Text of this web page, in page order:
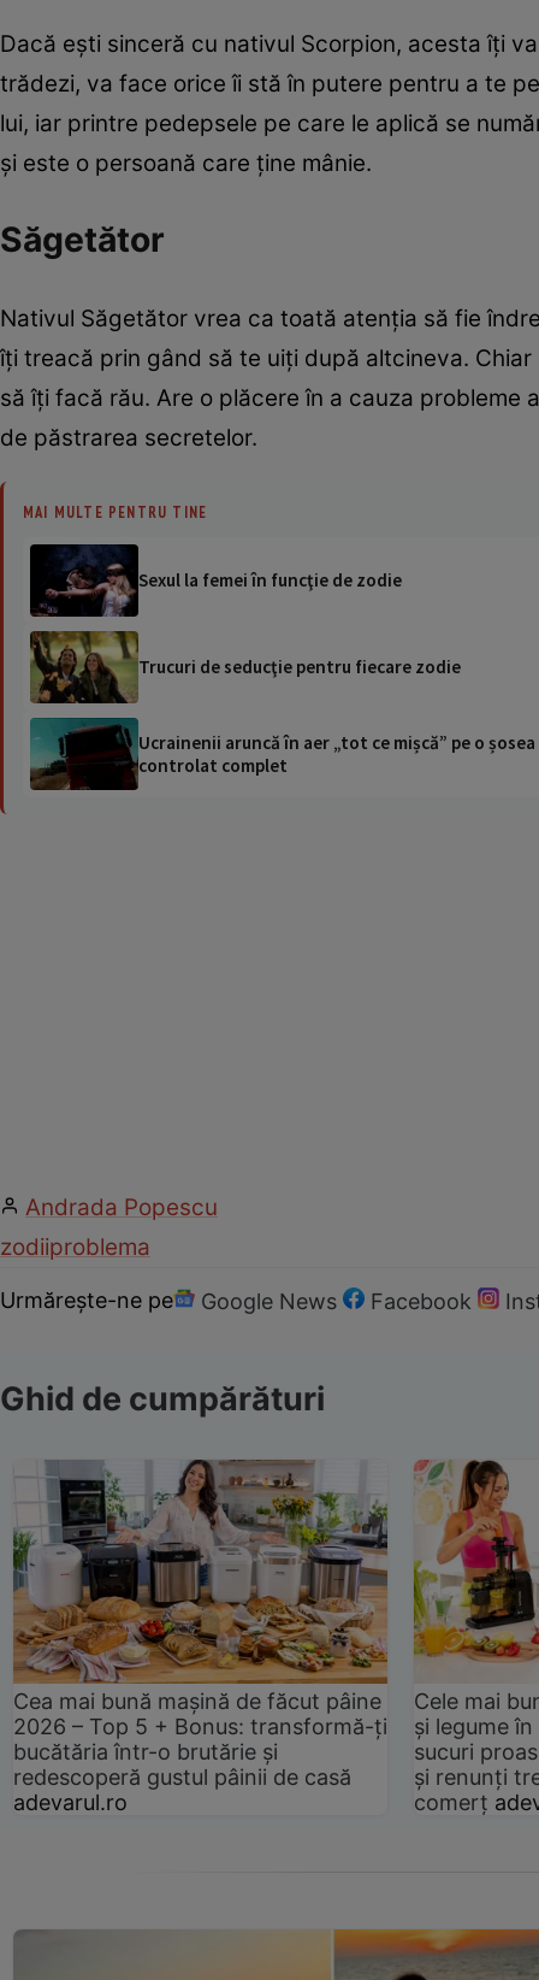
Dacă eşti sinceră cu nativul Scorpion, acesta îţi
trădezi, va face orice îi stă în putere pentru a te
lui, iar printre pedepsele pe care le aplică se
şi este o persoană care ţine mânie.
Săgetător
Nativul Săgetător vrea ca toată atenţia să fie
îţi treacă prin gând să te uiţi după altcineva.
să îţi facă rău. Are o plăcere în a cauza
de păstrarea secretelor.
MAI MULTE PENTRU TINE
Sexul la femei în funcţie de zodie
Trucuri de seducţie pentru fiecare zodie
Ucrainenii aruncă în aer „tot ce mișcă” pe o
controlat complet
Andrada Popescu
zodiiproblema
Urmărește-ne pe Google News Facebook
Ghid de cumpărături
Cea mai bună mașină de făcut pâine
2026 – Top 5 + Bonus: transformă-ți
bucătăria într-o brutărie și
redescoperă gustul pâinii de casă
adevarul.ro
Cele mai
și legume
sucuri
și renunți
comerț